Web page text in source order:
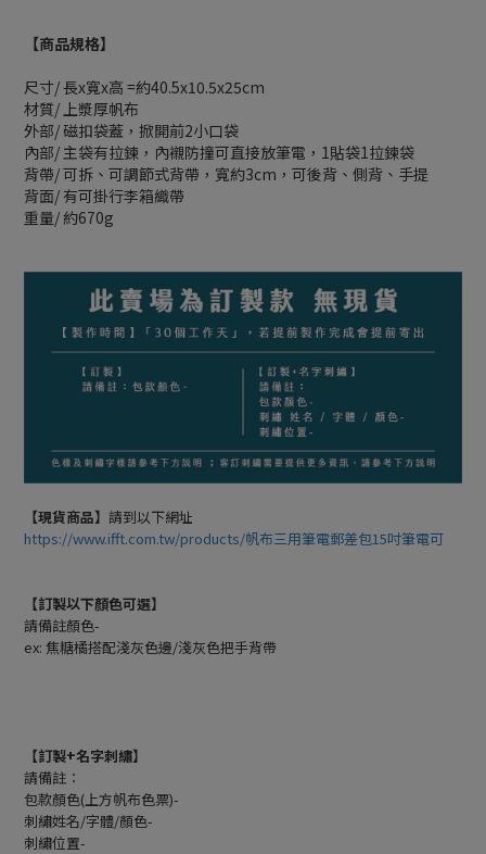
【商品規格】
尺寸/ 長x寬x高 =約40.5x10.5x25cm
材質/ 上漿厚帆布
外部/ 磁扣袋蓋，掀開前2小口袋
內部/ 主袋有拉鍊，內襯防撞可直接放筆電，1貼袋1拉鍊袋
背帶/ 可拆、可調節式背帶，寬約3cm，可後背、側背、手提
背面/ 有可掛行李箱織帶
重量/ 約670g
【現貨商品】 請到以下網址
https://www.ifft.com.tw/products/帆布三用筆電郵差包15吋筆電可
【訂製以下顏色可選】
請備註顏色-
ex: 焦糖橘搭配淺灰色邊/淺灰色把手背帶
【訂製+名字刺繡】
請備註：
包款顏色(上方帆布色票)-
刺繡姓名/字體/顏色-
刺繡位置-